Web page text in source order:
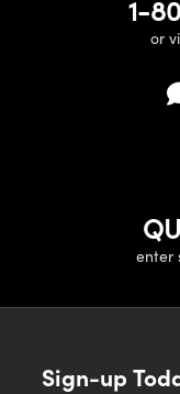
1-
or
enter
Sign-up